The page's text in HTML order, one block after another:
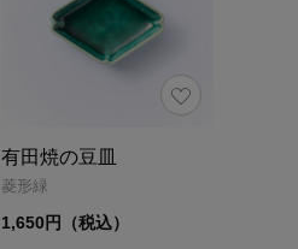
有田焼の豆皿
菱形緑
1,650円（税込）